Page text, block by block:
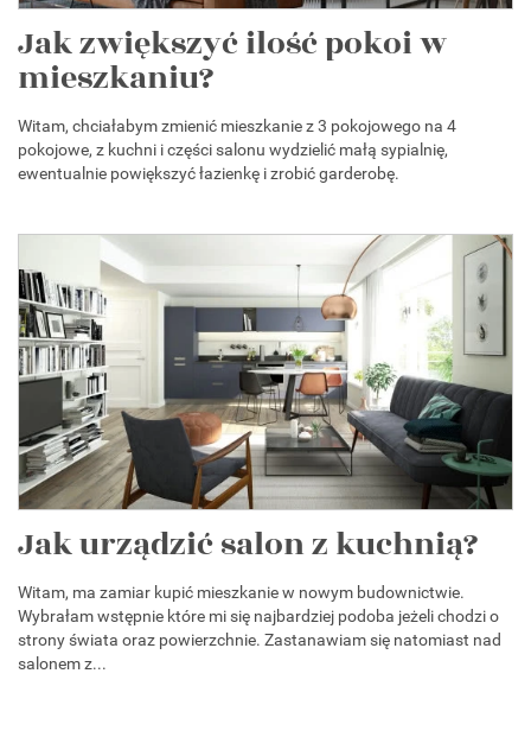
Jak zwiększyć ilość pokoi w
mieszkaniu?
Witam, chciałabym zmienić mieszkanie z 3 pokojowego na 4
pokojowe, z kuchni i części salonu wydzielić małą sypialnię,
ewentualnie powiększyć łazienkę i zrobić garderobę.
Jak urządzić salon z kuchnią?
Witam, ma zamiar kupić mieszkanie w nowym budownictwie.
Wybrałam wstępnie które mi się najbardziej podoba jeżeli chodzi o
strony świata oraz powierzchnie. Zastanawiam się natomiast nad
salonem z...